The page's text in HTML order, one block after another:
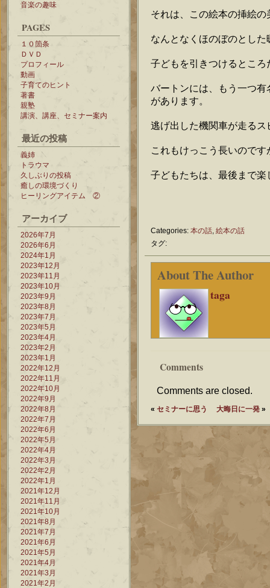
音楽の趣味
PAGES
１０箇条
ＤＶＤ
プロフィール
動画
子育てのヒント
著書
親塾
講演、講座、セミナー案内
最近の投稿
義姉
トラウマ
久しぶりの投稿
癒しの環境づくり
ヒーリングアイテム ②
アーカイブ
2026年7月
2026年6月
2024年1月
2023年12月
2023年11月
2023年10月
2023年9月
2023年8月
2023年7月
2023年5月
2023年4月
2023年2月
2023年1月
2022年12月
2022年11月
2022年10月
2022年9月
2022年8月
2022年7月
2022年6月
2022年5月
2022年4月
2022年3月
2022年2月
2022年1月
2021年12月
2021年11月
2021年10月
2021年8月
2021年7月
2021年6月
2021年5月
2021年4月
2021年3月
2021年2月
それは、この絵本の挿絵
なんとなくほのぼのとし
子どもを引きつけるところ
バートンには、もう一つ
があります。
逃げ出した機関車が走る
これもけっこう長いのです
子どもたちは、最後まで
Categories: 本の話 絵本の話
タグ:
About The Author
taga
Comments
Comments are closed.
« セミナーに思う 大晦日に一発 »